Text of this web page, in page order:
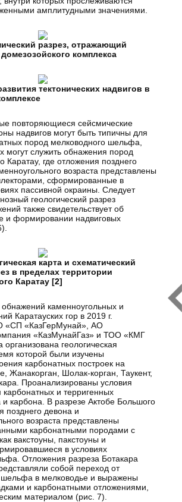
амплитудными значениями.
разрез, отражающий
комплекса
тектонических надвигов в
повторяющиеся сейсмические
надвигов могут быть типичны для
пород мелководного шельфа,
могут служить обнажения пород
Каратау, где отложения позднего
возраста представлены
сформированные в
пассивной окраины. Следует
геологический разрез
также свидетельствует об
и формировании надвиговых
карта и схематический
в пределах территории
Каратау [2]
каменноугольных и
Каратауских гор в 2019 г.
«СП «КазГерМунай», АО
«КазМунайГаз» и ТОО «КМГ
геологическая
которой были изучены
карбонатных построек на
Жанакорган, Шолак-корган, Таукент,
Проанализированы условия
карбонатных и терригенных
карбона. В разрезе Актобе Большого
позднего девона и
возраста представлены
карбонатными породами с
вакстоуны, пакстоуны и
в условиях
Отложения разреза Ботакара
собой переход от
шельфа в мелководье и выражены
и карбонатными отложениями,
материалом (рис. 7).